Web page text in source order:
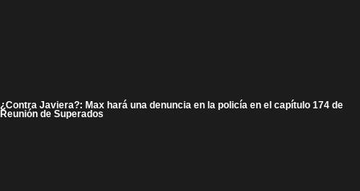
¿Contra Javiera?: Max hará una denuncia en la policía en el capítulo 174 de
Reunión de Superados